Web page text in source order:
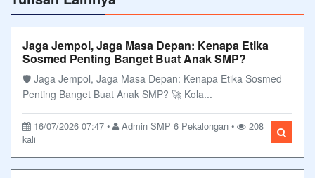
Jaga Jempol, Jaga Masa Depan: Kenapa Etika
Sosmed Penting Banget Buat Anak SMP?
🛡️ Jaga Jempol, Jaga Masa Depan: Kenapa Etika Sosmed
Penting Banget Buat Anak SMP? 🚀 Kola...
16/07/2026 07:47 • Admin SMP 6 Pekalongan •
208
kali